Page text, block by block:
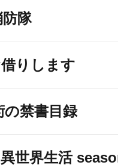
隊
りします
の禁書目録
世界生活